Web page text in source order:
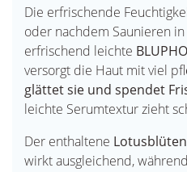
Die erfrischende
oder nachdem Saunieren
erfrischend leichte
versorgt die Haut mit viel pfl
glättet sie und spendet
leichte Serumtextur zieht
Der enthaltene
wirkt ausgleichend, während